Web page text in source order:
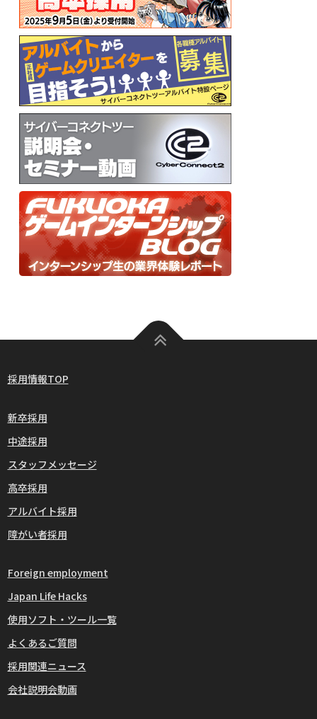
採用情報TOP
新卒採用
中途採用
スタッフメッセージ
高卒採用
アルバイト採用
障がい者採用
Foreign employment
Japan Life Hacks
使用ソフト・ツール一覧
よくあるご質問
採用関連ニュース
会社説明会動画